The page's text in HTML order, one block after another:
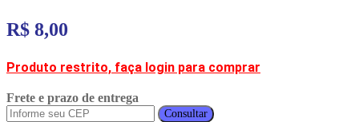
R$ 8,00
Produto restrito, faça login para comprar
Frete e prazo de entrega
Consultar